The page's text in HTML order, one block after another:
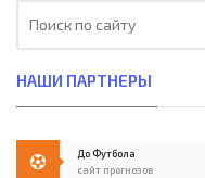
НАШИ ПАРТНЕРЫ
До Футбола
сайт прогнозов